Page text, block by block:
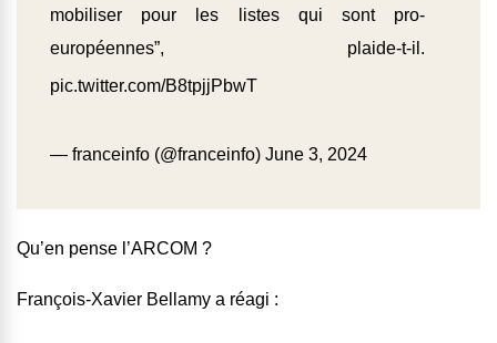
mobiliser pour les listes qui sont pro-
européennes”, plaide-t-il.
pic.twitter.com/B8tpjjPbwT
— franceinfo (@franceinfo) June 3, 2024
Qu’en pense l’ARCOM ?
François-Xavier Bellamy a réagi :